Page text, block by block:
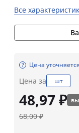
Все
Цена уточняется
Цена за шт
48,97 ₽
68,00 ₽